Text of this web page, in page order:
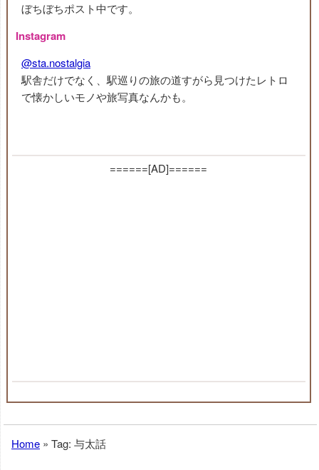
ぼちぼちポスト中です。
Instagram
@sta.nostalgia
駅舎だけでなく、駅巡りの旅の道すがら見つけたレトロ
で懐かしいモノや旅写真なんかも。
======[AD]======
Home » Tag: 与太話